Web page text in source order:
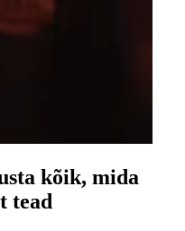
kõik, mida
tead